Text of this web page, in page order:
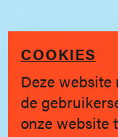
COOKIES
Deze website
de
onze website